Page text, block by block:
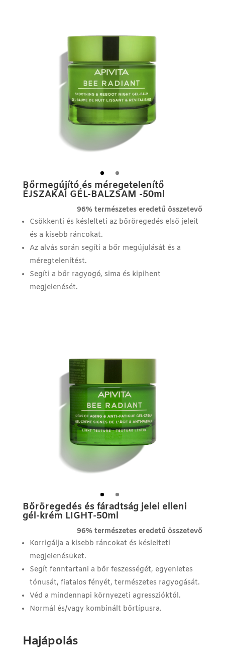
Bőrmegújító és méregetelenítő
ÉJSZAKAI GÉL-BALZSAM -50ml
96% természetes eredetű összetevő
Csökkenti és késlelteti az bőröregedés első jeleit
és a kisebb ráncokat.
Az alvás során segíti a bőr megújulását és a
méregtelenítést.
Segíti a bőr ragyogó, sima és kipihent
megjelenését.
Bőröregedés és fáradtság jelei elleni
gél-krém LIGHT-50ml
96% természetes eredetű összetevő
Korrigálja a kisebb ráncokat és késlelteti
megjelenésüket.
Segít fenntartani a bőr feszességét, egyenletes
tónusát, fiatalos fényét, természetes ragyogását.
Véd a mindennapi környezeti agresszióktól.
Normál és/vagy kombinált bőrtípusra.
Hajápolás